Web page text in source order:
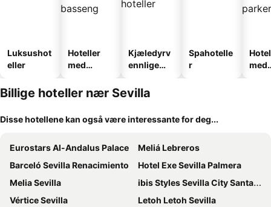
Luksushot
eller
Hoteller
med
Kjæledyrv
ennlige
Spahotelle
r
med
Billige hoteller nær Sevilla
Disse hotellene kan også være interessante for deg...
Eurostars Al-Andalus Palace
Meliá Lebreros
Barceló Sevilla Renacimiento
Hotel Exe Sevilla Palmera
Melia Sevilla
ibis Styles Sevilla City Santa Justa
Vértice Sevilla
Letoh Letoh Sevilla